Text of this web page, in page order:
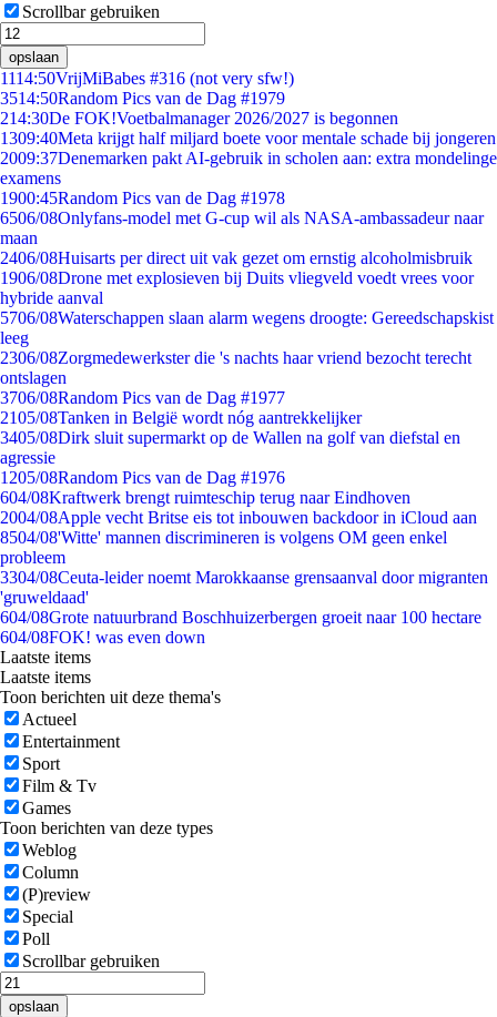
Scrollbar gebruiken
opslaan
1114:50VrijMiBabes #316 (not very sfw!)
3514:50Random Pics van de Dag #1979
214:30De FOK!Voetbalmanager 2026/2027 is begonnen
1309:40Meta krijgt half miljard boete voor mentale schade bij jongeren
2009:37Denemarken pakt AI-gebruik in scholen aan: extra mondelinge
examens
1900:45Random Pics van de Dag #1978
6506/08Onlyfans-model met G-cup wil als NASA-ambassadeur naar
maan
2406/08Huisarts per direct uit vak gezet om ernstig alcoholmisbruik
1906/08Drone met explosieven bij Duits vliegveld voedt vrees voor
hybride aanval
5706/08Waterschappen slaan alarm wegens droogte: Gereedschapskist
leeg
2306/08Zorgmedewerkster die 's nachts haar vriend bezocht terecht
ontslagen
3706/08Random Pics van de Dag #1977
2105/08Tanken in België wordt nóg aantrekkelijker
3405/08Dirk sluit supermarkt op de Wallen na golf van diefstal en
agressie
1205/08Random Pics van de Dag #1976
604/08Kraftwerk brengt ruimteschip terug naar Eindhoven
2004/08Apple vecht Britse eis tot inbouwen backdoor in iCloud aan
8504/08'Witte' mannen discrimineren is volgens OM geen enkel
probleem
3304/08Ceuta-leider noemt Marokkaanse grensaanval door migranten
'gruweldaad'
604/08Grote natuurbrand Boschhuizerbergen groeit naar 100 hectare
604/08FOK! was even down
Laatste items
Laatste items
Toon berichten uit deze thema's
Actueel
Entertainment
Sport
Film & Tv
Games
Toon berichten van deze types
Weblog
Column
(P)review
Special
Poll
Scrollbar gebruiken
opslaan